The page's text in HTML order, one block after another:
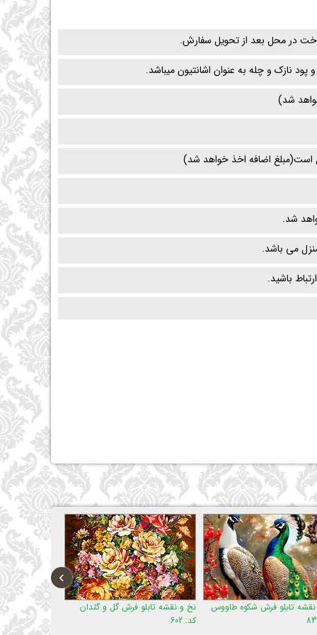
در محل بعد از تحویل سفارش.
نازک و چله به عنوان اشانتیون میباشد.
شد)
است(مبلغ اضافه اخذ خواهد شد)
شد.
می باشد.
باشید.
تابلو فرش شکوه طاووس
نخ و نقشه تابلو فرش گل و گلدان
کد: 602
نخ و نقشه
کد: 167
›